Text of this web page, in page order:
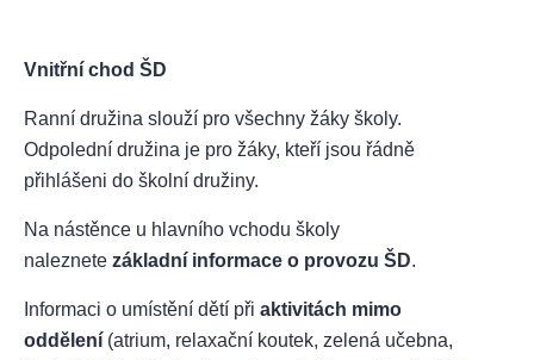
Vnitřní chod ŠD
Ranní družina slouží pro všechny žáky školy.
Odpolední družina je pro žáky, kteří jsou řádně
přihlášeni do školní družiny.
Na nástěnce u hlavního vchodu školy
naleznete základní informace o provozu ŠD.
Informaci o umístění dětí při aktivitách mimo
oddělení (atrium, relaxační koutek, zelená učebna,